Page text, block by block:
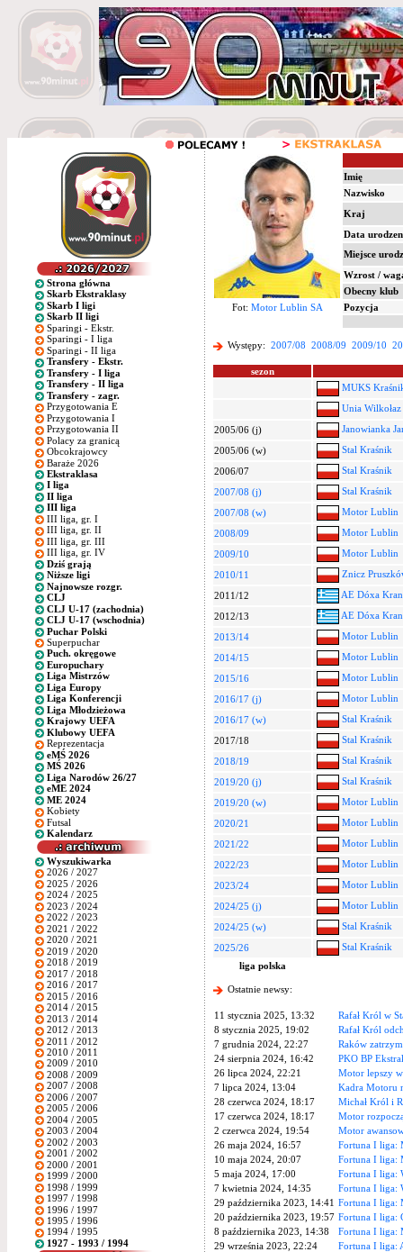
Strona główna
Skarb Ekstraklasy
Skarb I ligi
Skarb II ligi
Sparingi - Ekstr.
Sparingi - I liga
Sparingi - II liga
Transfery - Ekstr.
Transfery - I liga
Transfery - II liga
Transfery - zagr.
Przygotowania E
Przygotowania I
Przygotowania II
Polacy za granicą
Obcokrajowcy
Baraże 2026
Ekstraklasa
I liga
II liga
III liga
III liga, gr. I
III liga, gr. II
III liga, gr. III
III liga, gr. IV
Dziś grają
Niższe ligi
Najnowsze rozgr.
CLJ
CLJ U-17 (zachodnia)
CLJ U-17 (wschodnia)
Puchar Polski
Superpuchar
Puch. okręgowe
Europuchary
Liga Mistrzów
Liga Europy
Liga Konferencji
Liga Młodzieżowa
Krajowy UEFA
Klubowy UEFA
Reprezentacja
eMŚ 2026
MŚ 2026
Liga Narodów 26/27
eME 2024
ME 2024
Kobiety
Futsal
Kalendarz
Wyszukiwarka
2026 / 2027
2025 / 2026
2024 / 2025
2023 / 2024
2022 / 2023
2021 / 2022
2020 / 2021
2019 / 2020
2018 / 2019
2017 / 2018
2016 / 2017
2015 / 2016
2014 / 2015
2013 / 2014
2012 / 2013
2011 / 2012
2010 / 2011
2009 / 2010
2008 / 2009
2007 / 2008
2006 / 2007
2005 / 2006
2004 / 2005
2003 / 2004
2002 / 2003
2001 / 2002
2000 / 2001
1999 / 2000
1998 / 1999
1997 / 1998
1996 / 1997
1995 / 1996
1994 / 1995
1927 - 1993 / 1994
Imię
Nazwisko
Kraj
Data
Miejsce
Wzrost /
Obecny klub
Fot: Motor Lublin SA Pozycja
Występy: 2007/08 2008/09 2009/10
sezon
MUKS
Unia Wilkołaz
2005/06 (j)
Janowianka
2005/06 (w)
Stal Kraśnik
2006/07
Stal Kraśnik
2007/08 (j)
Stal Kraśnik
2007/08 (w)
Motor Lublin
2008/09
Motor Lublin
2009/10
Motor Lublin
2010/11
Znicz
2011/12
AE Dóxa
2012/13
AE Dóxa
2013/14
Motor Lublin
2014/15
Motor Lublin
2015/16
Motor Lublin
2016/17 (j)
Motor Lublin
2016/17 (w)
Stal Kraśnik
2017/18
Stal Kraśnik
2018/19
Stal Kraśnik
2019/20 (j)
Stal Kraśnik
2019/20 (w)
Motor Lublin
2020/21
Motor Lublin
2021/22
Motor Lublin
2022/23
Motor Lublin
2023/24
Motor Lublin
2024/25 (j)
Motor Lublin
2024/25 (w)
Stal Kraśnik
2025/26
Stal Kraśnik
liga polska
Ostatnie newsy:
11 stycznia 2025, 13:32
Rafał Król w
8 stycznia 2025, 19:02
Rafał Król
7 grudnia 2024, 22:27
Raków
24 sierpnia 2024, 16:42
PKO BP
26 lipca 2024, 22:21
Motor lepszy
7 lipca 2024, 13:04
Kadra Motoru
28 czerwca 2024, 18:17
Michał Król i
17 czerwca 2024, 18:17
Motor
2 czerwca 2024, 19:54
Motor
26 maja 2024, 16:57
Fortuna I liga:
10 maja 2024, 20:07
Fortuna I liga:
5 maja 2024, 17:00
Fortuna I liga:
7 kwietnia 2024, 14:35
Fortuna I liga:
29 października 2023, 14:41 Fortuna I liga:
20 października 2023, 19:57 Fortuna I liga:
8 października 2023, 14:38
Fortuna I liga:
29 września 2023, 22:24
Fortuna I liga: